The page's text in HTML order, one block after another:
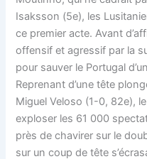
Isaksson (5e), les
ce premier acte. Avant
offensif et agressif par la
pour sauver le Portugal
Reprenant d’une tête
Miguel Veloso (1-0, 82e),
exploser les 61 000
près de chavirer sur le
sur un coup de tête